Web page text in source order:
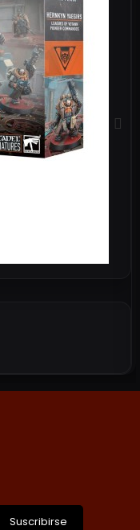
Suscribirse